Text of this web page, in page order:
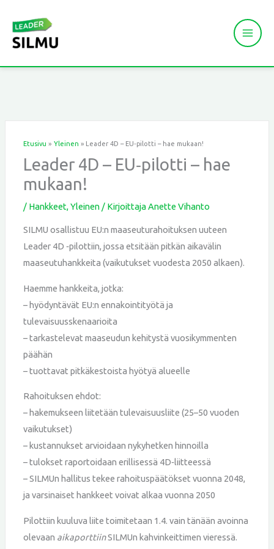
sisältöön
Etusivu Yleinen Leader 4D – EU‑pilotti – hae mukaan!
Leader 4D – EU‑pilotti – hae
mukaan!
/ Hankkeet,Yleinen / KirjoittajaAnette Vihanto
SILMU osallistuu EU:n maaseuturahoituksen uuteen
Leader 4D ‑pilottiin, jossa etsitään pitkän aikavälin
maaseutuhankkeita (vaikutukset vuodesta 2050 alkaen).
Haemme hankkeita, jotka:
– hyödyntävät EU:n ennakointityötä ja
tulevaisuusskenaarioita
– tarkastelevat maaseudun kehitystä vuosikymmenten
päähän
– tuottavat pitkäkestoista hyötyä alueelle
Rahoituksen ehdot:
– hakemukseen liitetään tulevaisuusliite (25–50 vuoden
vaikutukset)
– kustannukset arvioidaan nykyhetken hinnoilla
– tulokset raportoidaan erillisessä 4D‑liitteessä
– SILMUn hallitus tekee rahoituspäätökset vuonna 2048,
ja varsinaiset hankkeet voivat alkaa vuonna 2050
Pilottiin kuuluva liite toimitetaan 1.4. vain tänään avoinna
olevaan aikaporttiinSILMUn kahvinkeittimen vieressä.